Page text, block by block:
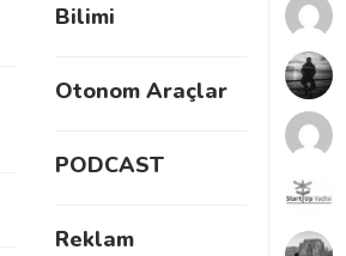
Bilimi
Otonom Araçlar
PODCAST
Reklam